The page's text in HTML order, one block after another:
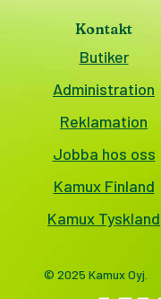
Kontakt
Butiker
Administration
Reklamation
Jobba hos oss
Kamux Finland
Kamux Tyskland
© 2025 Kamux Oyj.